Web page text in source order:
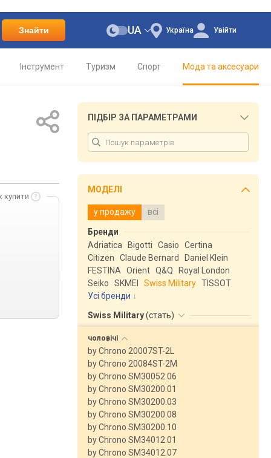
Знайти Україна
UA Увійти
Інструмент Туризм Спорт Мода та аксесуари
купити
ПІДБІР ЗА ПАРАМЕТРАМИ
МОДЕЛІ
у продажу всі
Бренди
Adriatica
Bigotti Casio
Certina
Citizen
Claude Bernard
Daniel Klein
FESTINA
Orient Q&Q
Royal London
Seiko
SKMEI Swiss Military TISSOT
Усі бренди
Swiss Military(стать)
чоловічі
by Chrono 20007ST-2L
by Chrono 20084ST-2M
by Chrono SM30052.06
by Chrono SM30200.01
by Chrono SM30200.03
by Chrono SM30200.08
by Chrono SM30200.10
by Chrono SM34012.01
by Chrono SM34012.07